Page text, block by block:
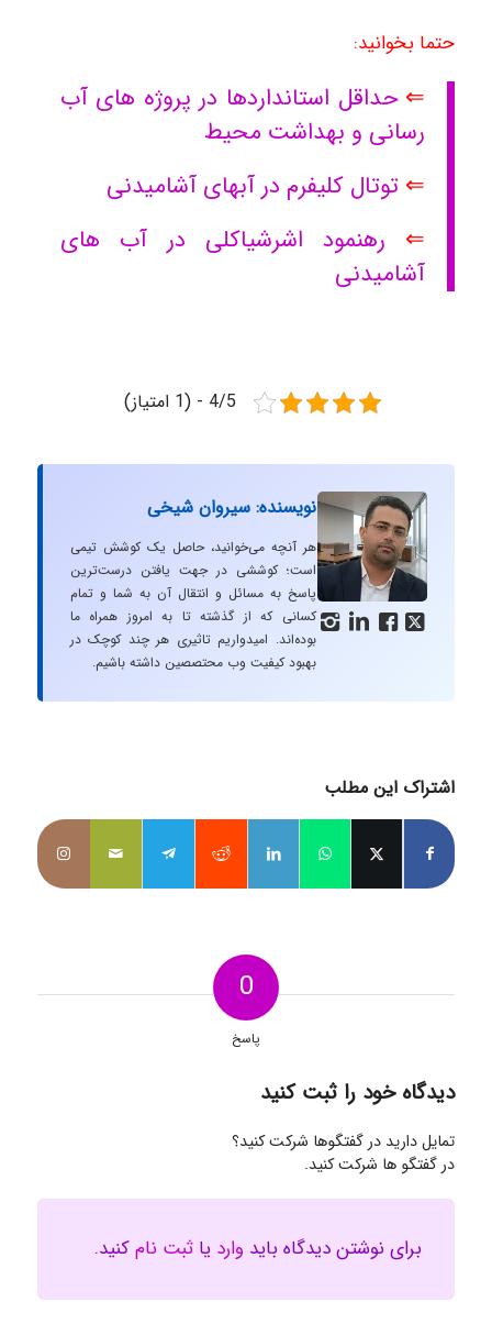
حتما بخوانید:
⇐حداقل استانداردها در پروژه های آب
رسانی و بهداشت محیط
⇐ توتال کلیفرم در آبهای آشامیدنی
⇐ رهنمود اشرشیاکلی در آب های
آشامیدنی
4/5 - (1 امتیاز)
   
نویسنده: سیروان شیخی
هر آنچه می‌خوانید، حاصل یک کوشش تیمی
است؛ کوششی در جهت یافتن درست‌ترین
پاسخ به مسائل و انتقال آن به شما و تمام
کسانی که از گذشته تا به امروز همراه ما
بوده‌اند. امیدواریم تاثیری هر چند کوچک در
بهبود کیفیت وب محتصصین داشته باشیم.
اشتراک این مطلب
0
پاسخ
دیدگاه خود را ثبت کنید
تمایل دارید در گفتگوها شرکت کنید؟
در گفتگو ها شرکت کنید.
برای نوشتن دیدگاه باید وارد یا ثبت نامکنید.